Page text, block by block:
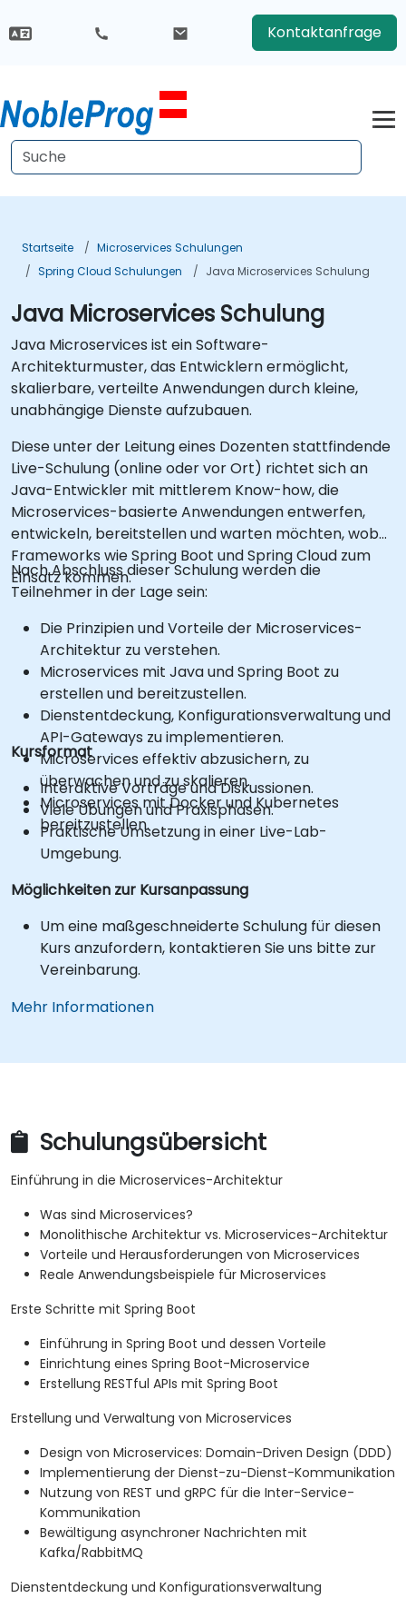
Kontaktanfrage
Startseite
Microservices Schulungen
Spring Cloud Schulungen
Java Microservices Schulung
Java Microservices Schulung
Java Microservices ist ein Software-
Architekturmuster, das Entwicklern ermöglicht,
skalierbare, verteilte Anwendungen durch kleine,
unabhängige Dienste aufzubauen.
Diese unter der Leitung eines Dozenten stattfindende
Live-Schulung (online oder vor Ort) richtet sich an
Java-Entwickler mit mittlerem Know-how, die
Microservices-basierte Anwendungen entwerfen,
entwickeln, bereitstellen und warten möchten, wobei
Frameworks wie Spring Boot und Spring Cloud zum
Einsatz kommen.
Nach Abschluss dieser Schulung werden die
Teilnehmer in der Lage sein:
Die Prinzipien und Vorteile der Microservices-
Architektur zu verstehen.
Microservices mit Java und Spring Boot zu
erstellen und bereitzustellen.
Dienstentdeckung, Konfigurationsverwaltung und
API-Gateways zu implementieren.
Microservices effektiv abzusichern, zu
überwachen und zu skalieren.
Microservices mit Docker und Kubernetes
bereitzustellen.
Kursformat
Interaktive Vorträge und Diskussionen.
Viele Übungen und Praxisphasen.
Praktische Umsetzung in einer Live-Lab-
Umgebung.
Möglichkeiten zur Kursanpassung
Um eine maßgeschneiderte Schulung für diesen
Kurs anzufordern, kontaktieren Sie uns bitte zur
Vereinbarung.
Mehr Informationen
Schulungsübersicht
Einführung in die Microservices-Architektur
Was sind Microservices?
Monolithische Architektur vs. Microservices-Architektur
Vorteile und Herausforderungen von Microservices
Reale Anwendungsbeispiele für Microservices
Erste Schritte mit Spring Boot
Einführung in Spring Boot und dessen Vorteile
Einrichtung eines Spring Boot-Microservice
Erstellung RESTful APIs mit Spring Boot
Erstellung und Verwaltung von Microservices
Design von Microservices: Domain-Driven Design (DDD)
Implementierung der Dienst-zu-Dienst-Kommunikation
Nutzung von REST und gRPC für die Inter-Service-
Kommunikation
Bewältigung asynchroner Nachrichten mit
Kafka/RabbitMQ
Dienstentdeckung und Konfigurationsverwaltung